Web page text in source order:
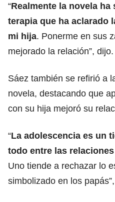
“Realmente la novela
terapia que ha aclarado
mi hija. Ponerme en sus
mejorado la relación”, dijo.
Sáez también se refirió a
novela, destacando que
con su hija mejoró su
“La adolescencia es un
todo entre las
Uno tiende a rechazar lo
simbolizado en los